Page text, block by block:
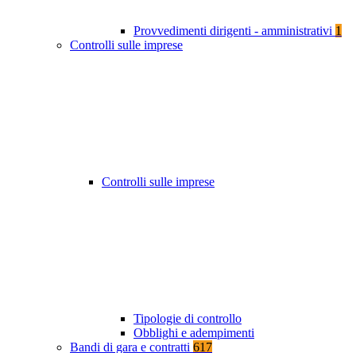
Provvedimenti dirigenti - amministrativi 1
Controlli sulle imprese
Controlli sulle imprese
Tipologie di controllo
Obblighi e adempimenti
Bandi di gara e contratti 617